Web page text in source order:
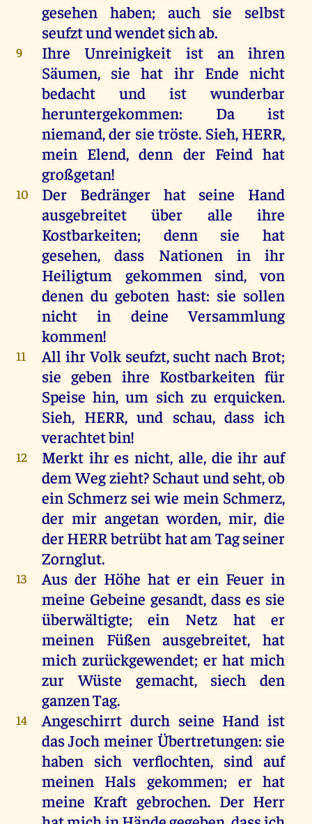
gesehen
haben; auch sie
selbst
seufztundwendetsichab.
9 Ihre Unreinigkeit ist an
ihren
Säumen, sie hat ihr Ende nicht
bedacht
und ist
wunderbar
heruntergekommen: Da
ist
niemand,der sie tröste. Sieh, HERR,
mein Elend,denn der Feind hat
großgetan!
10 DerBedränger hat seine
Hand
ausgebreitet
über alle
ihre
Kostbarkeiten; denn sie
hat
gesehen, dass Nationen in
ihr
Heiligtum
gekommen sind,von
denen du geboten hast: sie sollen
nicht
in deine
Versammlung
kommen!
11 All ihr Volk seufzt, sucht nach Brot;
sie geben ihre Kostbarkeitenfür
Speise hin,um sich zu erquicken.
Sieh, HERR,und schau, dassich
verachtetbin!
12 Merkt ihr es nicht, alle, die ihr auf
dem Wegzieht? Schautund seht,ob
ein Schmerz sei wie mein Schmerz,
der mir angetan worden,mir,die
derHERRbetrübthatam Tagseiner
Zornglut.
13 Aus der Höhe hat er ein Feuer in
meine Gebeine gesandt, dasses sie
überwältigte;ein Netz hat
er
meinen
Füßen ausgebreitet,hat
michzurückgewendet; er hat mich
zur
Wüste gemacht, siechden
ganzenTag.
14 Angeschirrt durch seine Hand ist
dasJoch meiner Übertretungen: sie
haben sich verflochten, sind auf
meinen Hals gekommen; er hat
meine Kraft gebrochen. Der Herr